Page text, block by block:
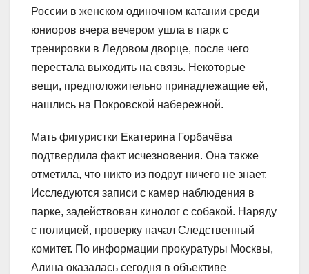
России в женском одиночном катании среди
юниоров вчера вечером ушла в парк с
тренировки в Ледовом дворце, после чего
перестала выходить на связь. Некоторые
вещи, предположительно принадлежащие ей,
нашлись на Покровской набережной.
Мать фигуристки Екатерина Горбачёва
подтвердила факт исчезновения. Она также
отметила, что никто из подруг ничего не знает.
Исследуются записи с камер наблюдения в
парке, задействован кинолог с собакой. Наряду
с полицией, проверку начал Следственный
комитет. По информации прокуратуры Москвы,
Алина оказалась сегодня в объективе